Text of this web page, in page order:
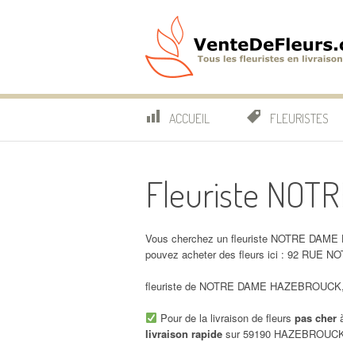
ACCUEIL FLEURISTES
Fleuriste
Vous cherchez un fleuriste NOTRE
pouvez acheter des fleurs ici : 92 RUE
fleuriste de NOTRE DAME
Pour de la livraison de fleurs pas cher
livraison rapide sur 59190